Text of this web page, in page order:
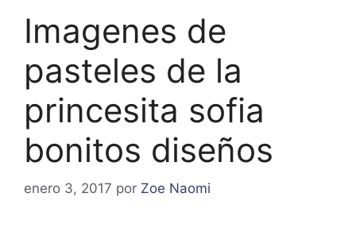
Imagenes de
pasteles de la
princesita sofia
bonitos diseños
enero 3, 2017 por Zoe Naomi